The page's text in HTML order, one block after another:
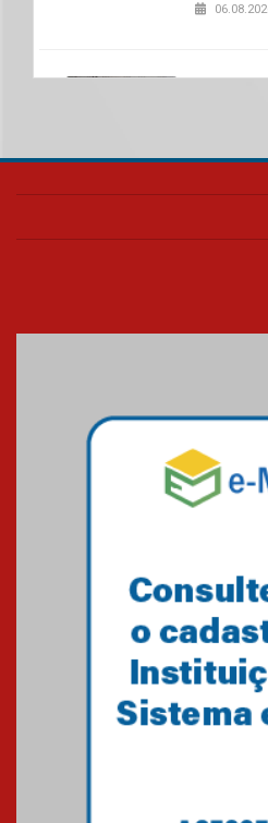
Nova
realizará
calouros
Como o
Brasília
mesmo